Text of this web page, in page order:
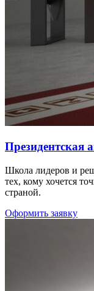
Президентская
Школа лидеров и
тех, кому хочется
страной.
Оформить заявку